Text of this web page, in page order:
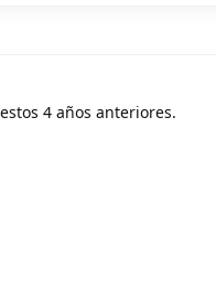
4 años anteriores.